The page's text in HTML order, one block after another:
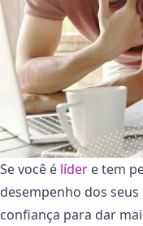
Se você é líder e tem
desempenho dos
confiança para dar